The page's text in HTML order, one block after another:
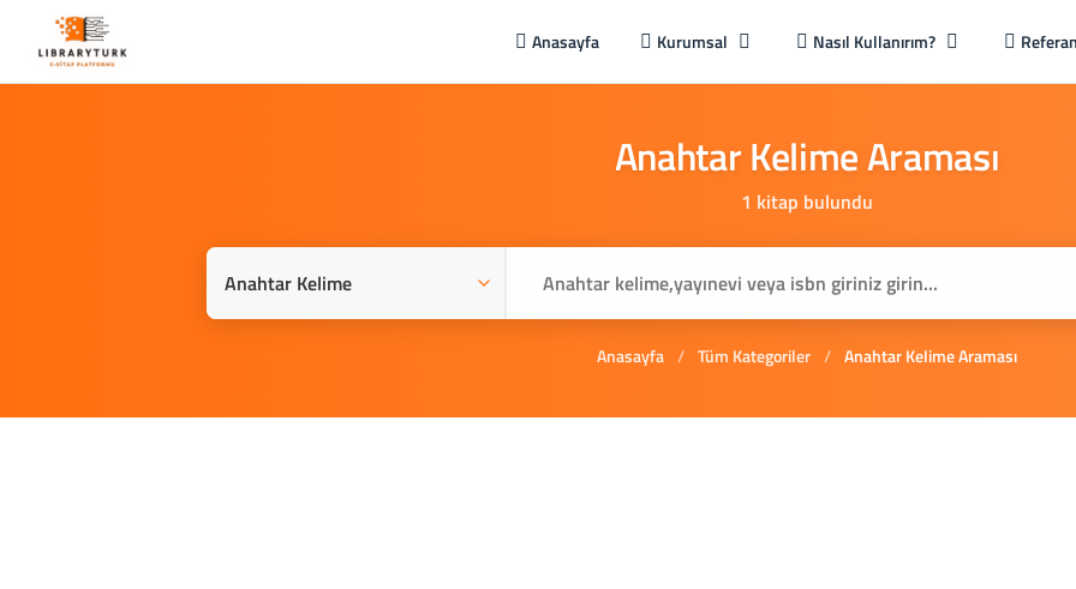
Anasayfa Kurumsal Nasıl Kullanırım?
AnahtarKelimeAraması
1 kitap bulundu
Anasayfa / Tüm Kategoriler / Anahtar Kelime Araması